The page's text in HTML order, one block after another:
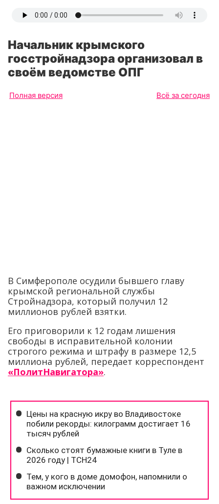
Начальник крымского
госстройнадзора организовал в
своём ведомстве ОПГ
Полная версия Всё за сегодня
В Симферополе осудили бывшего главу
крымской региональной службы
Стройнадзора, который получил 12
миллионов рублей взятки.
Его приговорили к 12 годам лишения
свободы в исправительной колонии
строгого режима и штрафу в размере 12,5
миллиона рублей, передает корреспондент
«ПолитНавигатора».